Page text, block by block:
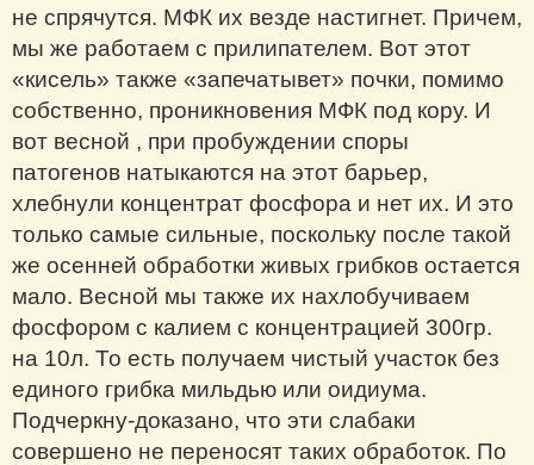
не спрячутся. МФК их везде настигнет. Причем,
мы же работаем с прилипателем. Вот этот
«кисель» также «запечатывет» почки, помимо
собственно, проникновения МФК под кору. И
вот весной , при пробуждении споры
патогенов натыкаются на этот барьер,
хлебнули концентрат фосфора и нет их. И это
только самые сильные, поскольку после такой
же осенней обработки живых грибков остается
мало. Весной мы также их нахлобучиваем
фосфором с калием с концентрацией 300гр.
на 10л. То есть получаем чистый участок без
единого грибка мильдью или оидиума.
Подчеркну-доказано, что эти слабаки
совершено не переносят таких обработок. По